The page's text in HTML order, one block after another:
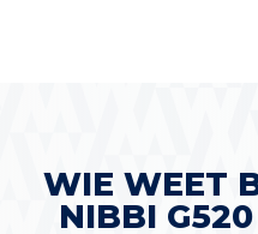
WIE WEET
NIBBI